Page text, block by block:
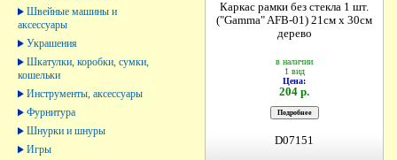
Швейные машины и
аксессуары
Украшения
Шкатулки, коробки, сумки,
кошельки
Инструменты, аксессуары
Фурнитура
Шнурки и шнуры
Игры
Каркас рамки без стекла 1 шт.
("Gamma" AFB-01) 21см х 30см
дерево
в наличии
1 вид
Цена:
204 р.
D07151